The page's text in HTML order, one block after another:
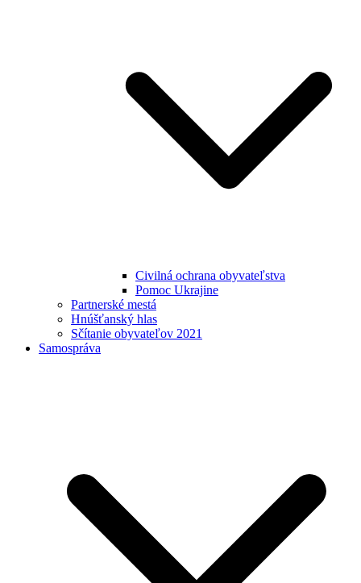
Civilná ochrana obyvateľstva
Pomoc Ukrajine
Partnerské mestá
Hnúšťanský hlas
Sčítanie obyvateľov 2021
Samospráva